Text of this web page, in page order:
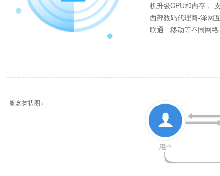
机升级CPU和内存，
西部数码代理商-泽网
联通、移动等不同网